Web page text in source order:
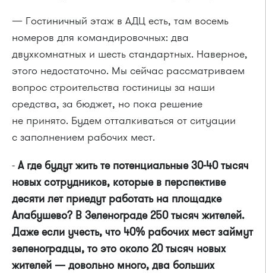
— Гостиничный этаж в АДЦ есть, там восемь
номеров для командировочных: два
двухкомнатных и шесть стандартных. Наверное,
этого недостаточно. Мы сейчас рассматриваем
вопрос строительства гостиницы за наши
средства, за бюджет, но пока решение
не принято. Будем отталкиваться от ситуации
с заполнением рабочих мест.
- А где будут жить те потенциальные 30-40 тысяч
новых сотрудников, которые в перспективе
десяти лет приедут работать на площадке
Алабушево? В Зеленограде 250 тысяч жителей.
Даже если учесть, что 40% рабочих мест займут
зеленоградцы, то это около 20 тысяч новых
жителей — довольно много, два больших